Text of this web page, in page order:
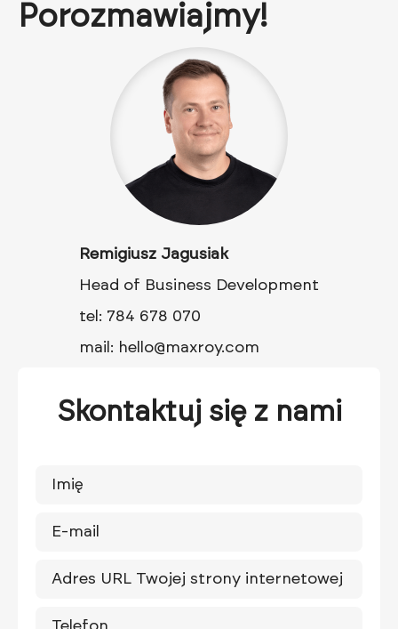
Porozmawiajmy!
Remigiusz Jagusiak
Head of Business Development
tel: 784 678 070
mail: hello@maxroy.com
Skontaktuj się z nami